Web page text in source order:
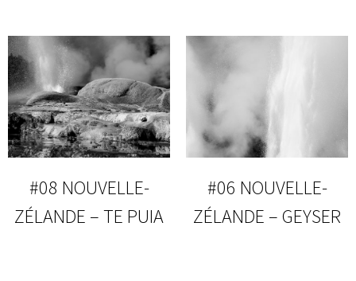
#08 NOUVELLE-
ZÉLANDE – TE PUIA
#06 NOUVELLE-
ZÉLANDE – GEYSER